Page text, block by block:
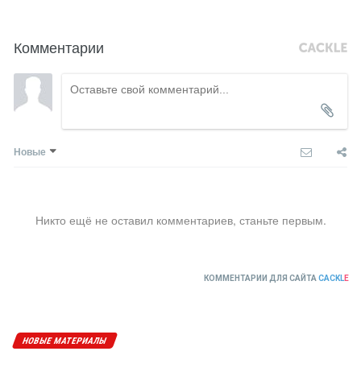
Комментарии
Новые
Никто ещё не оставил комментариев, станьте первым.
КОММЕНТАРИИ ДЛЯ САЙТА CACKLE
НОВЫЕ МАТЕРИАЛЫ